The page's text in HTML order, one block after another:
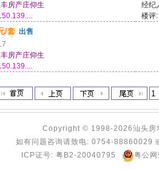
房产庄仰生
经纪
楼评:
/套 出售
房产庄仰生
Copyright © 1998-2026汕头房
如有问题咨询请致电: 0754-88860029
ICP证号: 粤B2-20040795
粤公